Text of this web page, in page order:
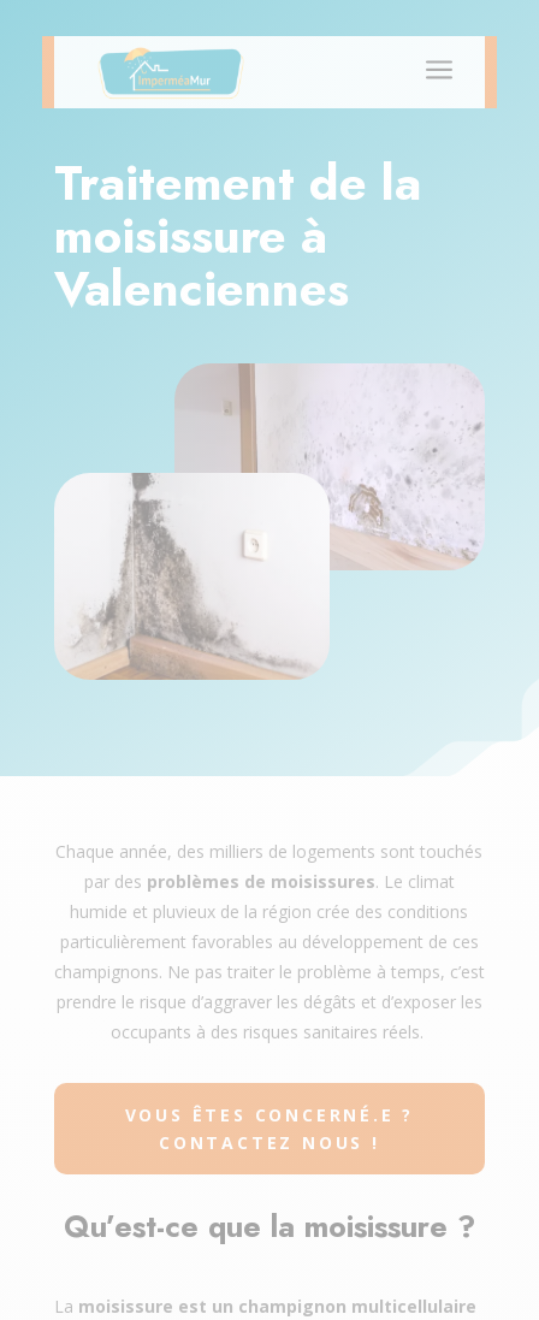
a
Traitement de la
moisissure à
Valenciennes
Chaque année, des milliers de logements sont touchés
par des problèmes de moisissures. Le climat
humide et pluvieux de la région crée des conditions
particulièrement favorables au développement de ces
champignons. Ne pas traiter le problème à temps, c’est
prendre le risque d’aggraver les dégâts et d’exposer les
occupants à des risques sanitaires réels.
VOUS ÊTES CONCERNÉ.E ?
CONTACTEZ NOUS !
Qu’est-ce que la moisissure ?
La moisissure est un champignon multicellulaire